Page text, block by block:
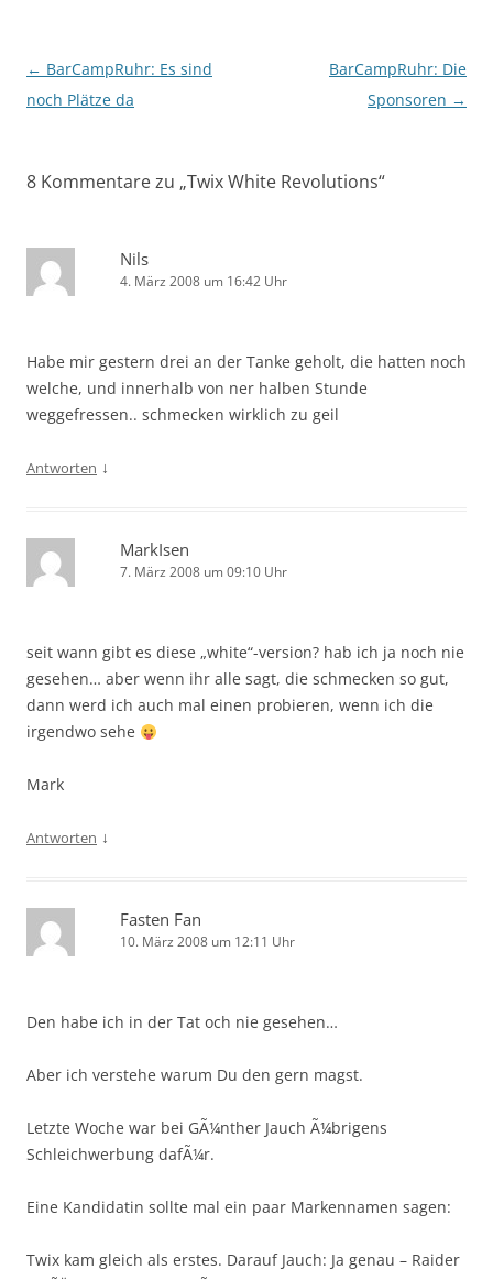
Beitragsnavigation
← BarCampRuhr: Es sind
noch Plätze da
BarCampRuhr: Die
Sponsoren →
8 Kommentare zu „Twix White Revolutions“
Nils
4. März 2008 um 16:42 Uhr
Habe mir gestern drei an der Tanke geholt, die hatten noch
welche, und innerhalb von ner halben Stunde
weggefressen.. schmecken wirklich zu geil
Antworten ↓
MarkIsen
7. März 2008 um 09:10 Uhr
seit wann gibt es diese „white“-version? hab ich ja noch nie
gesehen… aber wenn ihr alle sagt, die schmecken so gut,
dann werd ich auch mal einen probieren, wenn ich die
irgendwo sehe
Mark
Antworten ↓
Fasten Fan
10. März 2008 um 12:11 Uhr
Den habe ich in der Tat och nie gesehen…
Aber ich verstehe warum Du den gern magst.
Letzte Woche war bei GÃ¼nther Jauch Ã¼brigens
Schleichwerbung dafÃ¼r.
Eine Kandidatin sollte mal ein paar Markennamen sagen:
Twix kam gleich als erstes. Darauf Jauch: Ja genau – Raider